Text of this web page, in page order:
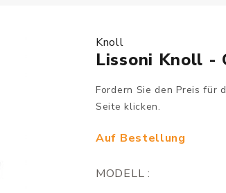
Knoll
Lissoni Knoll -
Fordern Sie den Preis für
Seite klicken.
Auf Bestellung
MODELL :